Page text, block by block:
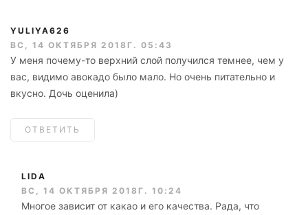
YULIYA626
ВС, 14 ОКТЯБРЯ 2018Г. 05:43
У меня почему-то верхний слой получился темнее, чем у
вас, видимо авокадо было мало. Но очень питательно и
вкусно. Дочь оценила)
ОТВЕТИТЬ
LIDA
ВС, 14 ОКТЯБРЯ 2018Г. 10:24
Многое зависит от какао и его качества. Рада, что